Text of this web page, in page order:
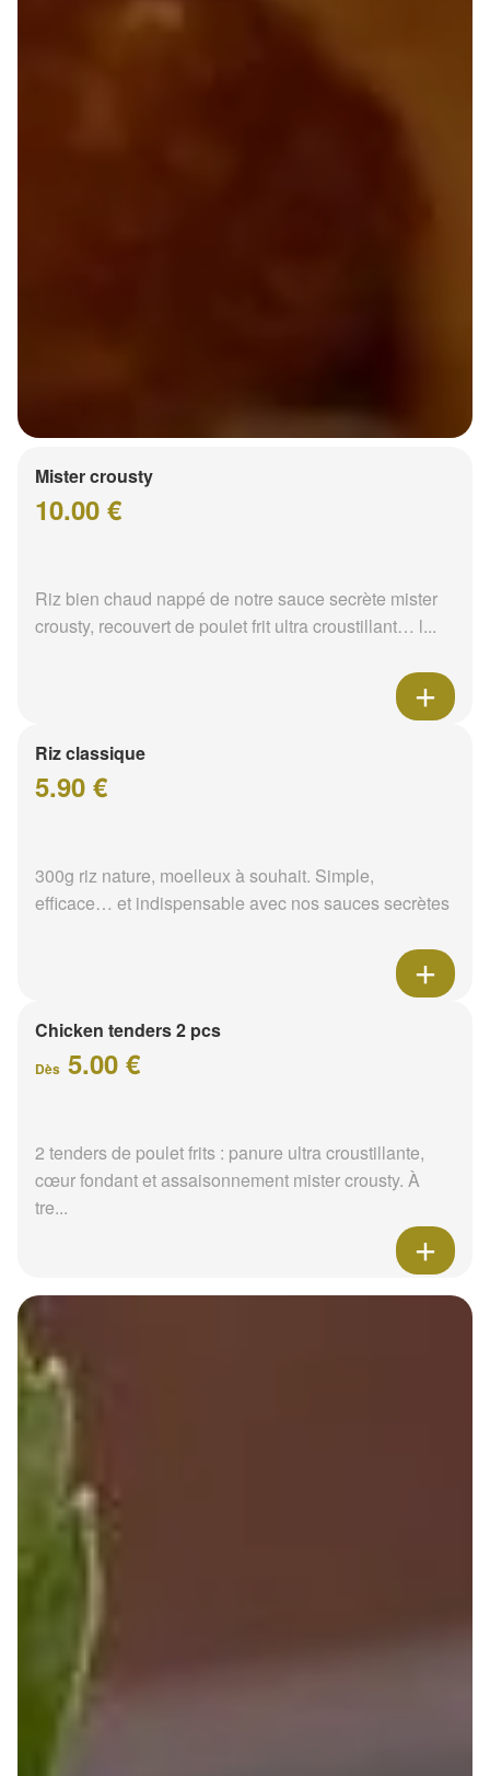
Mister crousty
10.00 €
Riz bien chaud nappé de notre sauce secrète mister
crousty, recouvert de poulet frit ultra croustillant… l...
Riz classique
5.90 €
300g riz nature, moelleux à souhait. Simple,
efficace… et indispensable avec nos sauces secrètes
Chicken tenders 2 pcs
Dès 5.00 €
2 tenders de poulet frits : panure ultra croustillante,
cœur fondant et assaisonnement mister crousty. À
tre...